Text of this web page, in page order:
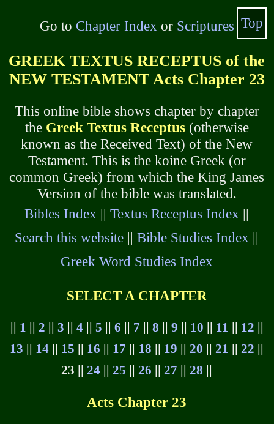
Go to Chapter Index or Scriptures
GREEK TEXTUS RECEPTUS of the
NEW TESTAMENT Acts Chapter 23
This online bible shows chapter by chapter
the Greek Textus Receptus(otherwise
known as the Received Text) of the New
Testament. This is the koine Greek (or
common Greek) from which the King James
Version of the bible was translated.
Bibles Index ||Textus Receptus Index ||
Search this website ||Bible Studies Index ||
Greek Word Studies Index
SELECT A CHAPTER
|| 1 || 2 || 3 || 4|| 5 || 6 || 7 || 8 || 9 || 10 || 11 || 12 ||
13 || 14 || 15 || 16 || 17 || 18 || 19 ||20 ||21 ||22 ||
23 ||24 ||25 ||26 ||27 ||28 ||
Acts Chapter 23
Top